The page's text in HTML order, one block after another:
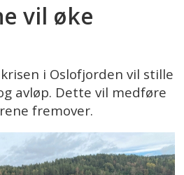
vil øke
i Oslofjorden vil stille
avløp. Dette vil medføre
fremover.